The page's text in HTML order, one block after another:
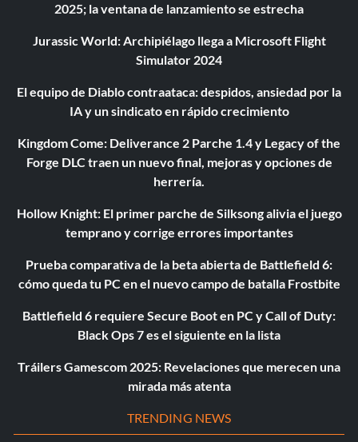
2025; la ventana de lanzamiento se estrecha
Jurassic World: Archipiélago llega a Microsoft Flight
Simulator 2024
El equipo de Diablo contraataca: despidos, ansiedad por la
IA y un sindicato en rápido crecimiento
Kingdom Come: Deliverance 2 Parche 1.4 y Legacy of the
Forge DLC traen un nuevo final, mejoras y opciones de
herrería.
Hollow Knight: El primer parche de Silksong alivia el juego
temprano y corrige errores importantes
Prueba comparativa de la beta abierta de Battlefield 6:
cómo queda tu PC en el nuevo campo de batalla Frostbite
Battlefield 6 requiere Secure Boot en PC y Call of Duty:
Black Ops 7 es el siguiente en la lista
Tráilers Gamescom 2025: Revelaciones que merecen una
mirada más atenta
TRENDING NEWS